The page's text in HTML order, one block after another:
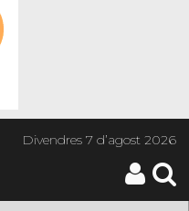
Divendres7 d’agost 2026